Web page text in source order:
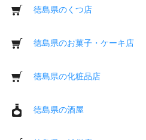
徳島県のくつ店
徳島県のお菓子・ケーキ店
徳島県の化粧品店
徳島県の酒屋